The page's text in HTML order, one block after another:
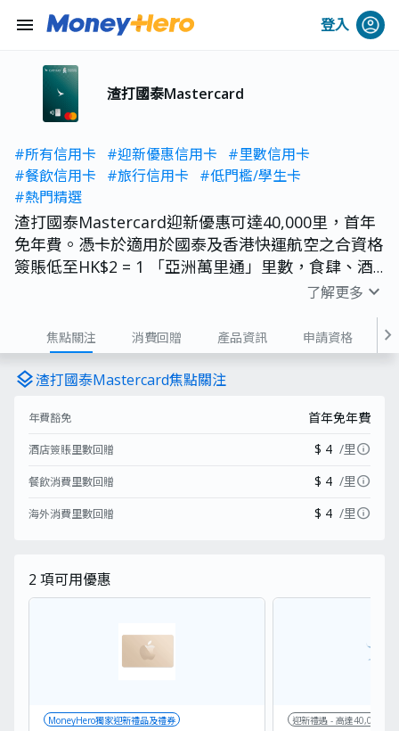
menu 登入
渣打國泰Mastercard
#所有信用卡 #迎新優惠信用卡
#里數信用卡
#餐飲信用卡
#旅行信用卡
#低門檻/學生卡
#熱門精選
渣打國泰Mastercard迎新優惠可達40,000里，首年
免年費。憑卡於適用於國泰及香港快運航空之合資格
簽賬低至HK$2 = 1 「亞洲萬里通」里數，食肆、酒
店及海外簽賬類別之合資格簽賬HK$4 = 1 「亞洲萬
Mastercard中最低。
了解更多 expand_more
焦點關注 消費回贈 產品資訊 申請資格 費
chevron_right
layers渣打國泰Mastercard焦點關注
年費豁免 首年免年費
酒店簽賬里數回贈 $ 4 /里info
餐飲消費里數回贈 $ 4 /里info
海外消費里數回贈 $ 4 /里info
2 項可用優惠
MoneyHero獨家迎新禮品及禮券 迎新禮遇 - 高達40,000里